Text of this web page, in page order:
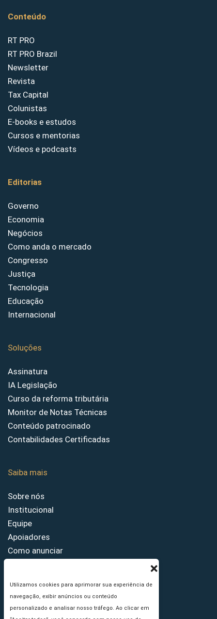
Utilizamos cookies para aprimorar sua experiência de
navegação, exibir anúncios ou conteúdo
personalizado e analisar nosso tráfego. Ao clicar em
Conteúdo
RT PRO
RT PRO Brazil
Newsletter
Revista
Tax Capital
Colunistas
E-books e estudos
Cursos e mentorias
Vídeos e podcasts
Editorias
Governo
Economia
Negócios
Como anda o mercado
Congresso
Justiça
Tecnologia
Educação
Internacional
Soluções
Assinatura
IA Legislação
Curso da reforma tributária
Monitor de Notas Técnicas
Conteúdo patrocinado
Contabilidades Certificadas
Saiba mais
Sobre nós
Institucional
Equipe
Apoiadores
Como anunciar
Princípios Editoriais